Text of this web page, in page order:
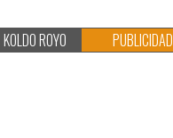
KOLDO ROYO PUBLICIDAD